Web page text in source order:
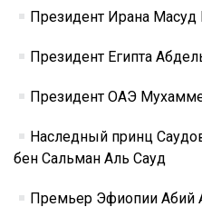
Президент Ирана
Президент Египта
Президент ОАЭ
Наследный принц
бен Сальман Аль Сауд
Премьер Эфиопии Абий